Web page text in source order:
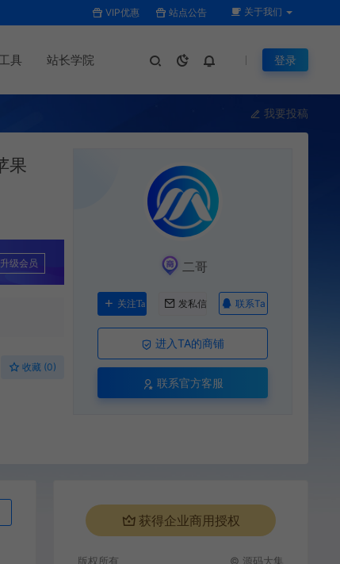
VIP优惠 站点公告 关于我们
具 站长学院 登录
我要投稿
果
升级会员
收藏 (0)
二哥
关注Ta 发私信 联系Ta
进入TA的商铺
联系官方客服
获得企业商用授权
版权所有 © 源码大集